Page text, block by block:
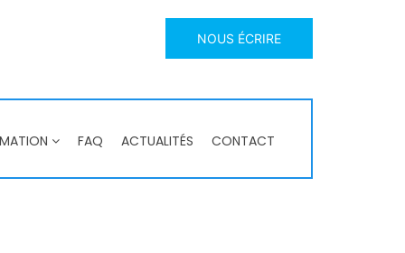
NOUS ÉCRIRE
FAQ ACTUALITÉS CONTACT